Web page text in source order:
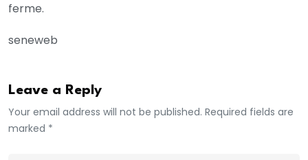
ferme.
seneweb
Leave a Reply
Your email address will not be published. Required fields are
marked *